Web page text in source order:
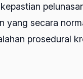
yang secara
prosedural